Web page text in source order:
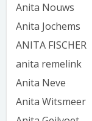
Anita Nouws
Anita Jochems
ANITA FISCHER
anita remelink
Anita Neve
Anita Witsmeer